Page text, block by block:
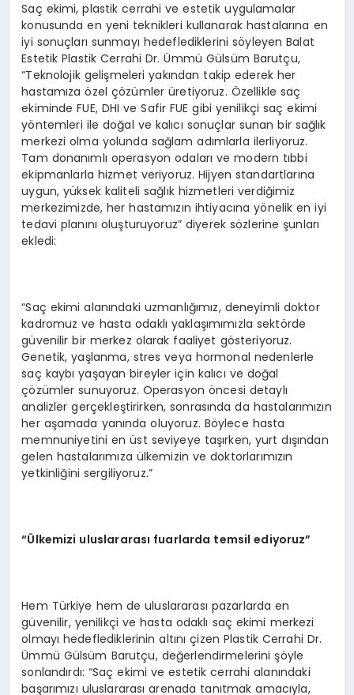
Saç ekimi, plastik cerrahi ve estetik uygulamalar
konusunda en yeni teknikleri kullanarak hastalarına en
iyi sonuçları sunmayı hedeflediklerini söyleyen Balat
Estetik Plastik Cerrahi Dr. Ümmü Gülsüm Barutçu,
“Teknolojik gelişmeleri yakından takip ederek her
hastamıza özel çözümler üretiyoruz. Özellikle saç
ekiminde FUE, DHI ve Safir FUE gibi yenilikçi saç ekimi
yöntemleri ile doğal ve kalıcı sonuçlar sunan bir sağlık
merkezi olma yolunda sağlam adımlarla ilerliyoruz.
Tam donanımlı operasyon odaları ve modern tıbbi
ekipmanlarla hizmet veriyoruz. Hijyen standartlarına
uygun, yüksek kaliteli sağlık hizmetleri verdiğimiz
merkezimizde, her hastamızın ihtiyacına yönelik en iyi
tedavi planını oluşturuyoruz” diyerek sözlerine şunları
ekledi:
“Saç ekimi alanındaki uzmanlığımız, deneyimli doktor
kadromuz ve hasta odaklı yaklaşımımızla sektörde
güvenilir bir merkez olarak faaliyet gösteriyoruz.
Genetik, yaşlanma, stres veya hormonal nedenlerle
saç kaybı yaşayan bireyler için kalıcı ve doğal
çözümler sunuyoruz. Operasyon öncesi detaylı
analizler gerçekleştirirken, sonrasında da hastalarımızın
her aşamada yanında oluyoruz. Böylece hasta
memnuniyetini en üst seviyeye taşırken, yurt dışından
gelen hastalarımıza ülkemizin ve doktorlarımızın
yetkinliğini sergiliyoruz.”
“Ülkemizi uluslararası fuarlarda temsil ediyoruz”
Hem Türkiye hem de uluslararası pazarlarda en
güvenilir, yenilikçi ve hasta odaklı saç ekimi merkezi
olmayı hedeflediklerinin altını çizen Plastik Cerrahi Dr.
Ümmü Gülsüm Barutçu, değerlendirmelerini şöyle
sonlandırdı: “Saç ekimi ve estetik cerrahi alanındaki
başarımızı uluslararası arenada tanıtmak amacıyla,